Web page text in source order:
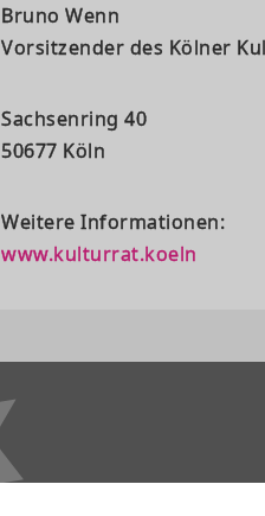
Bruno Wenn
Vorsitzender des Kölner
Sachsenring 40
50677 Köln
Weitere Informationen:
www.kulturrat.koeln